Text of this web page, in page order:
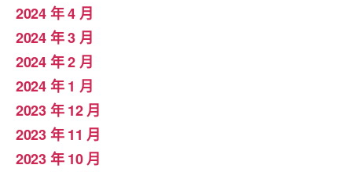
2024 年 4 月
2024 年 3 月
2024 年 2 月
2024 年 1 月
2023 年 12 月
2023 年 11 月
2023 年 10 月